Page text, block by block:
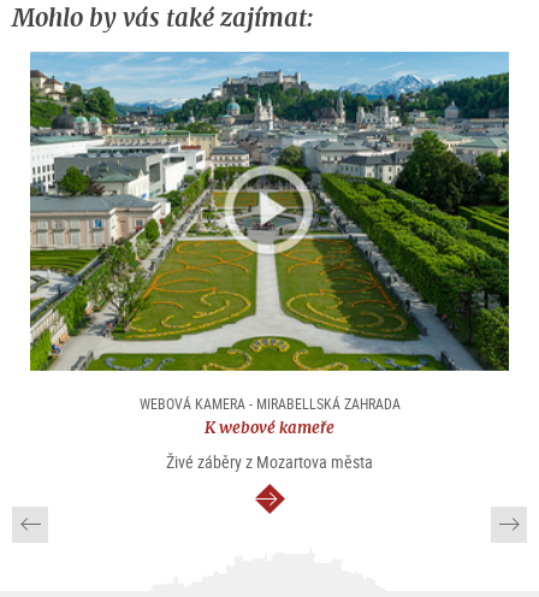
Mohlo by vás také zajímat:
WEBOVÁ KAMERA - MIRABELLSKÁ ZAHRADA
K webové kameře
Živé záběry z Mozartova města
continue